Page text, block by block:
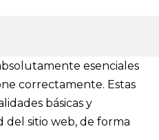
esenciales
correctamente. Estas
básicas y
del sitio web, de forma